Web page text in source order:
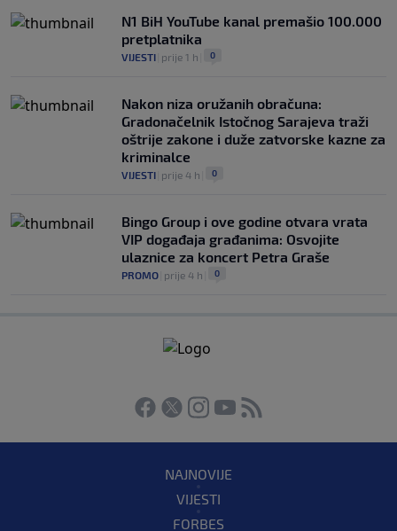
N1 BiH YouTube kanal premašio 100.000
pretplatnika
VIJESTI prije 1 h 0
Nakon niza oružanih obračuna:
Gradonačelnik Istočnog Sarajeva traži
oštrije zakone i duže zatvorske kazne za
kriminalce
VIJESTI prije 4 h 0
Bingo Group i ove godine otvara vrata
VIP događaja građanima: Osvojite
ulaznice za koncert Petra Graše
PROMO prije 4 h 0
NAJNOVIJE
VIJESTI
FORBES